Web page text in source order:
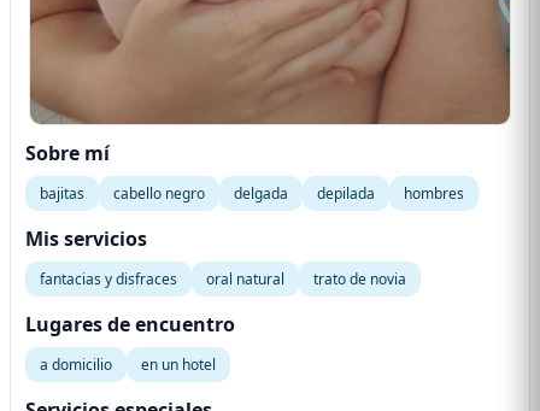
Sobre mí
bajitas cabello negro delgada depilada hombres
Mis servicios
fantacias y disfraces oral natural trato de novia
Lugares de encuentro
a domicilio en un hotel